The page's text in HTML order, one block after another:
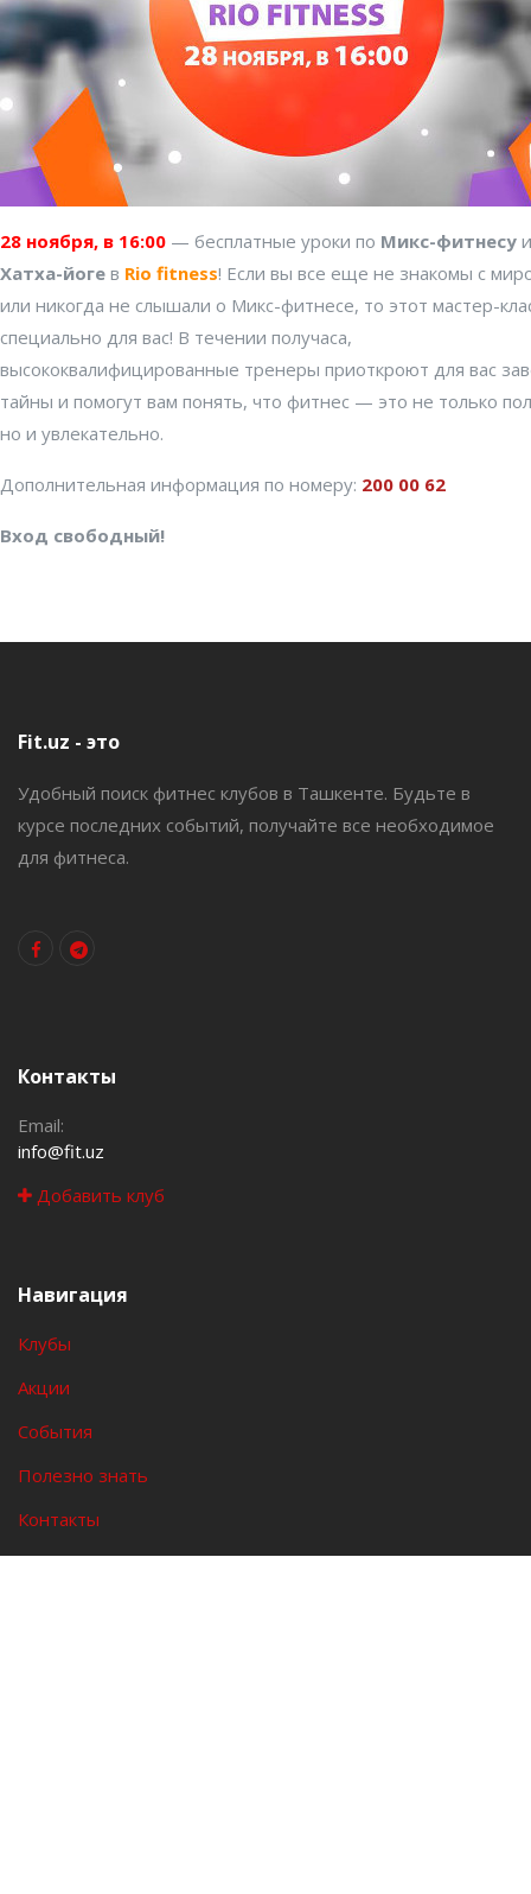
28 ноября, в 16:00 — бесплатные уроки по Микс-фитнесу и
Хатха-йоге в Rio fitness! Если вы все еще не знакомы с
или никогда не слышали о Микс-фитнесе, то этот мастер-
специально для вас! В течении получаса,
высококвалифицированные тренеры приоткроют для вас
тайны и помогут вам понять, что фитнес — это не только
но и увлекательно.
Дополнительная информация по номеру: 200 00 62
Вход свободный!
Fit.uz - это
Удобный поиск фитнес клубов в Ташкенте. Будьте в
курсе последних событий, получайте все необходимое
для фитнеса.
Контакты
Email:
info@fit.uz
Добавить клуб
Навигация
Клубы
Акции
События
Полезно знать
Контакты
Войти/Зарегистрироваться